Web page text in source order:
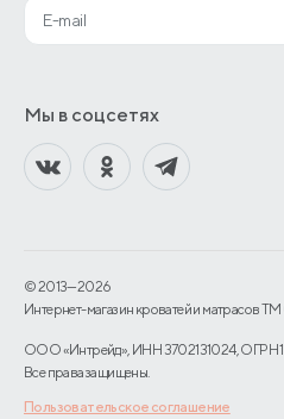
Мы в соцсетях
© 2013—2026
Интернет-магазин кроватей и матрасов
ООО «Интрейд», ИНН 3702131024, ОГРН
Все права защищены.
Пользовательское соглашение